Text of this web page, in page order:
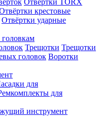
Отвёртки TORX
крестовые
Отвёртки ударные
Трещотки Трещотки
головок Воротки
для
для
инструмент